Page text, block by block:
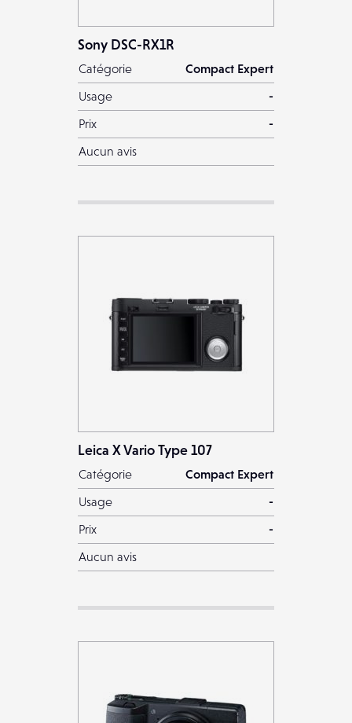
Sony DSC-RX1R
Catégorie
Compact Expert
Usage
-
Prix
-
Aucun avis
Leica X Vario Type 107
Catégorie
Compact Expert
Usage
-
Prix
-
Aucun avis